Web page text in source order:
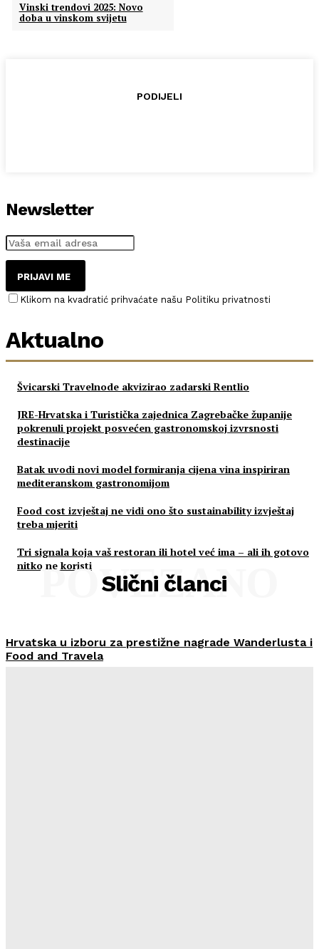
Vinski trendovi 2025: Novo
doba u vinskom svijetu
PODIJELI
Newsletter
PRIJAVI ME
Klikom na kvadratić prihvaćate našu Politiku privatnosti
Aktualno
Švicarski Travelnode akvizirao zadarski Rentlio
JRE-Hrvatska i Turistička zajednica Zagrebačke županije
pokrenuli projekt posvećen gastronomskoj izvrsnosti
destinacije
Batak uvodi novi model formiranja cijena vina inspiriran
mediteranskom gastronomijom
Food cost izvještaj ne vidi ono što sustainability izvještaj
treba mjeriti
Tri signala koja vaš restoran ili hotel već ima – ali ih gotovo
nitko ne koristi
Slični članci
POVEZANO
Hrvatska u izboru za prestižne nagrade Wanderlusta i
Food and Travela